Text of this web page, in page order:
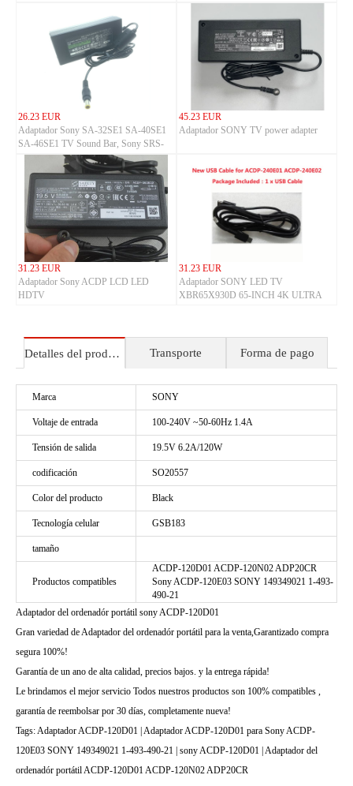
26.23 EUR
Adaptador Sony SA-32SE1 SA-40SE1
SA-46SE1 TV Sound Bar, Sony SRS-
X7 SRS-X77 Personal Audio System
Charger
45.23 EUR
Adaptador SONY TV power adapter
31.23 EUR
Adaptador Sony ACDP LCD LED
HDTV
31.23 EUR
Adaptador SONY LED TV
XBR65X930D 65-INCH 4K ULTRA
Detalles del producto Transporte Forma de pago
Marca SONY
Voltaje de entrada 100-240V ~50-60Hz 1.4A
Tensión de salida 19.5V 6.2A/120W
codificación SO20557
Color del producto Black
Tecnología celular GSB183
tamaño
Productos compatibles
ACDP-120D01 ACDP-120N02 ADP20CR
Sony ACDP-120E03 SONY 149349021 1-493-
490-21
Adaptador del ordenadór portátil sony ACDP-120D01
Gran variedad de Adaptador del ordenadór portátil para la venta,Garantizado compra
segura 100%!
Garantía de un ano de alta calidad, precios bajos. y la entrega rápida!
Le brindamos el mejor servicio Todos nuestros productos son 100% compatibles ,
garantía de reembolsar por 30 días, completamente nueva!
Tags: Adaptador ACDP-120D01 | Adaptador ACDP-120D01 para Sony ACDP-
120E03 SONY 149349021 1-493-490-21 | sony ACDP-120D01 | Adaptador del
ordenadór portátil ACDP-120D01 ACDP-120N02 ADP20CR